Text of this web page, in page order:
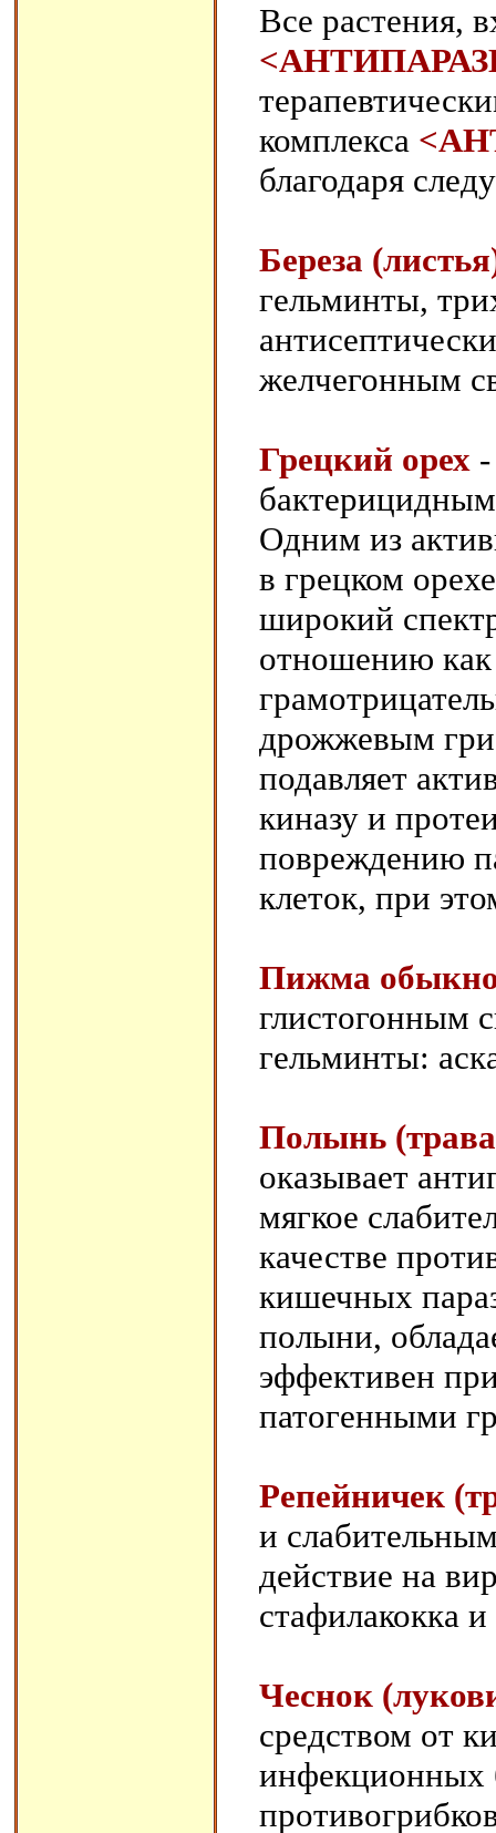
Все растения,
комплекса
благодаря
Береза
гельминты,
желчегонным
Грецкий орех
Одним из
в грецком
широкий
отношению
дрожжевым
подавляет
киназу и
повреждению
клеток, при
Пижма
глистогонным
гельминты:
Полынь
оказывает
мягкое
качестве
кишечных
полыни,
эффективен
патогенными
Репейничек
и
действие на
стафилакокка
Чеснок
средством от
инфекционных